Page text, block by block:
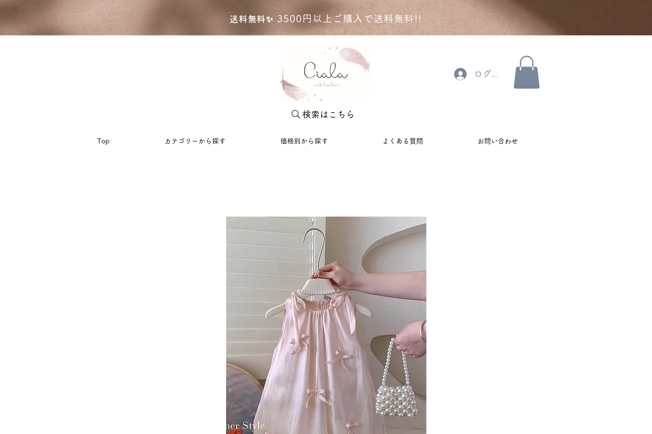
送料無料✨ 3500円以上ご購入で送料無料!!
ログイン
検索はこちら
Top カテゴリーから探す 価格別から探す よくある質問 お問い合わせ